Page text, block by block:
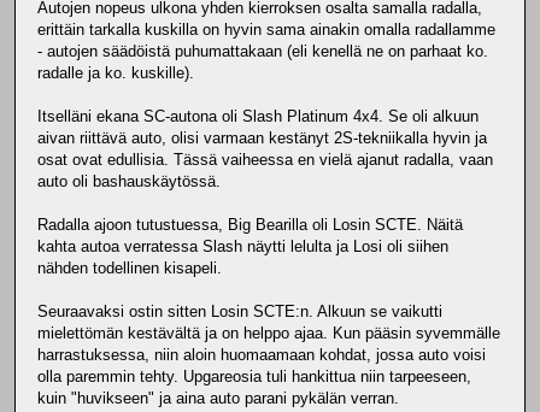
Autojen nopeus ulkona yhden kierroksen osalta samalla radalla,
erittäin tarkalla kuskilla on hyvin sama ainakin omalla radallamme
- autojen säädöistä puhumattakaan (eli kenellä ne on parhaat ko.
radalle ja ko. kuskille).
Itselläni ekana SC-autona oli Slash Platinum 4x4. Se oli alkuun
aivan riittävä auto, olisi varmaan kestänyt 2S-tekniikalla hyvin ja
osat ovat edullisia. Tässä vaiheessa en vielä ajanut radalla, vaan
auto oli bashauskäytössä.
Radalla ajoon tutustuessa, Big Bearilla oli Losin SCTE. Näitä
kahta autoa verratessa Slash näytti lelulta ja Losi oli siihen
nähden todellinen kisapeli.
Seuraavaksi ostin sitten Losin SCTE:n. Alkuun se vaikutti
mielettömän kestävältä ja on helppo ajaa. Kun pääsin syvemmälle
harrastuksessa, niin aloin huomaamaan kohdat, jossa auto voisi
olla paremmin tehty. Upgareosia tuli hankittua niin tarpeeseen,
kuin "huvikseen" ja aina auto parani pykälän verran.